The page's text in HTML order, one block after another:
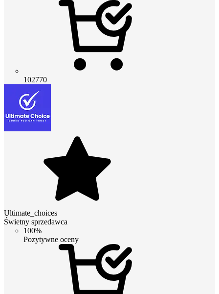
102770
Ultimate_choices
Świetny sprzedawca
100%
Pozytywne oceny